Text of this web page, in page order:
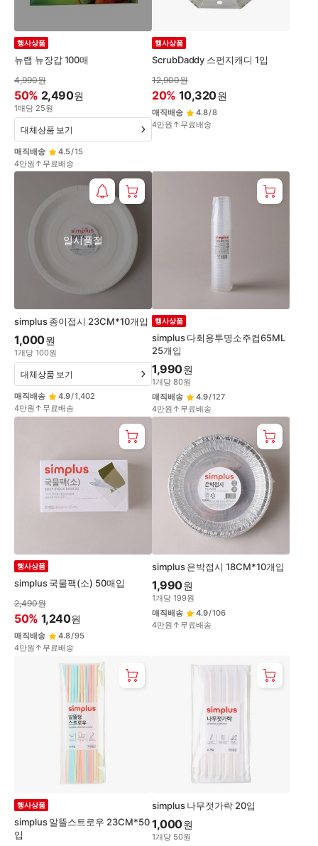
뉴랩 뉴장갑 100매
행사상품
4,990원
50% 2,490원
1매당 25원
매직배송 4.5/15
4만원↑무료배송
대체상품 보기
ScrubDaddy 스펀지캐디 1입
행사상품
12,900원
20% 10,320원
매직배송 4.8/8
4만원↑무료배송
simplus 종이접시 23CM*10개입
일시품절
1,000원
1개당 100원
매직배송 4.9/1,402
4만원↑무료배송
대체상품 보기
simplus 다회용투명소주컵65ML
25개입
행사상품
1,990원
1개당 80원
매직배송
4.9/127
4만원↑무료배송
simplus 국물팩(소) 50매입
행사상품
2,490원
50% 1,240원
매직배송 4.8/95
4만원↑무료배송
simplus 은박접시 18CM*10개입
1,990원
1개당 199원
매직배송
4.9/106
4만원↑무료배송
simplus 알뜰스트로우 23CM*50
입
행사상품 simplus 나무젓가락 20입
1,000원
1개당 50원